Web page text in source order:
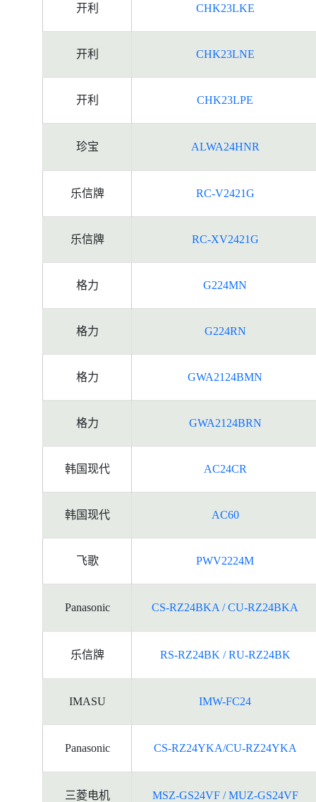
开利 CHK23LKE
开利 CHK23LNE
开利 CHK23LPE
珍宝 ALWA24HNR
乐信牌 RC-V2421G
乐信牌 RC-XV2421G
格力 G224MN
格力 G224RN
格力 GWA2124BMN
格力 GWA2124BRN
韩国现代 AC24CR
韩国现代 AC60
飞歌 PWV2224M
Panasonic CS-RZ24BKA / CU-RZ24BKA
乐信牌 RS-RZ24BK / RU-RZ24BK
IMASU IMW-FC24
Panasonic CS-RZ24YKA/CU-RZ24YKA
三菱电机 MSZ-GS24VF / MUZ-GS24VF